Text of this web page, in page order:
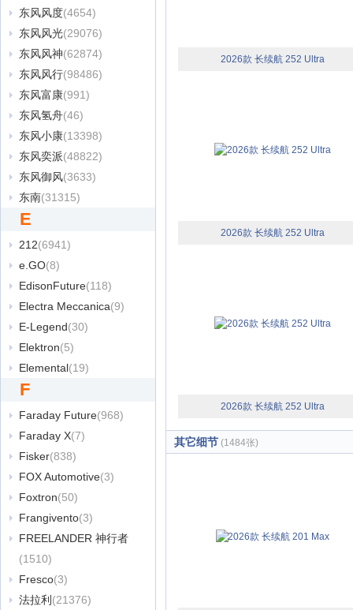
东风风度(4654)
东风风光(29076)
东风风神(62874)
东风风行(98486)
东风富康(991)
东风氢舟(46)
东风小康(13398)
东风奕派(48822)
东风御风(3633)
东南(31315)
E
212(6941)
e.GO(8)
EdisonFuture(118)
Electra Meccanica(9)
E-Legend(30)
Elektron(5)
Elemental(19)
F
Faraday Future(968)
Faraday X(7)
Fisker(838)
FOX Automotive(3)
Foxtron(50)
Frangivento(3)
FREELANDER 神行者
(1510)
Fresco(3)
法拉利 (21376)
2026款 长续航 252 Ultra
2026款 长续航 252 Ultra
2026款 长续航 252 Ultra
其它细节 (1484张)